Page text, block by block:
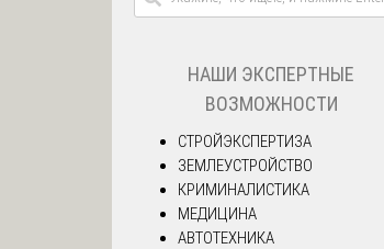
НАШИ ЭКСПЕРТНЫЕ
ВОЗМОЖНОСТИ
СТРОЙЭКСПЕРТИЗА
ЗЕМЛЕУСТРОЙСТВО
КРИМИНАЛИСТИКА
МЕДИЦИНА
АВТОТЕХНИКА